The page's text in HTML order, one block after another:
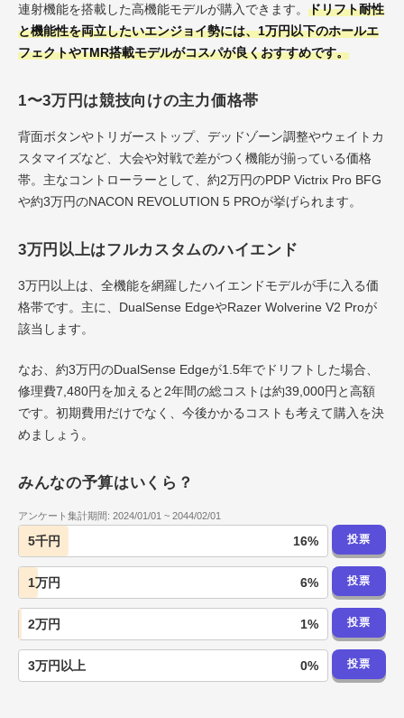
連射機能を搭載した高機能モデルが購入できます。 ドリフト耐性
と機能性を両立したいエンジョイ勢には、1万円以下のホールエ
フェクトやTMR搭載モデルがコスパが良くおすすめです。
1〜3万円は競技向けの主力価格帯
背面ボタンやトリガーストップ、デッドゾーン調整やウェイトカ
スタマイズなど、大会や対戦で差がつく機能が揃っている価格
帯。主なコントローラーとして、約2万円のPDP Victrix Pro BFG
や約3万円のNACON REVOLUTION 5 PROが挙げられます。
3万円以上はフルカスタムのハイエンド
3万円以上は、全機能を網羅したハイエンドモデルが手に入る価
格帯です。主に、DualSense EdgeやRazer Wolverine V2 Proが
該当します。
なお、約3万円のDualSense Edgeが1.5年でドリフトした場合、
修理費7,480円を加えると2年間の総コストは約39,000円と高額
です。初期費用だけでなく、今後かかるコストも考えて購入を決
めましょう。
みんなの予算はいくら？
アンケート集計期間: 2024/01/01 ~ 2044/02/01
5千円 16% 投票
1万円 6% 投票
2万円 1% 投票
3万円以上 0% 投票